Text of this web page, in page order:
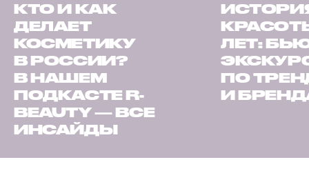
КТО И КАК
ДЕЛАЕТ
КОСМЕТИКУ
В РОССИИ?
В НАШЕМ
ПОДКАСТЕ R-
BEAUTY — ВСЕ
ИНСАЙДЫ
ЛЕТ:
ПО
И